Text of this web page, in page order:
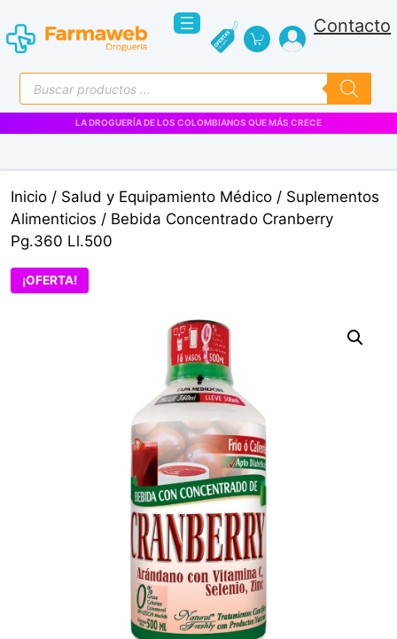
al
contenido
Contacto
Búsqueda
de
productos
VENTAS EMPRESARIALES
Inicio / Salud y Equipamiento Médico / Suplementos
Alimenticios / Bebida Concentrado Cranberry
Pg.360 Ll.500
¡OFERTA!